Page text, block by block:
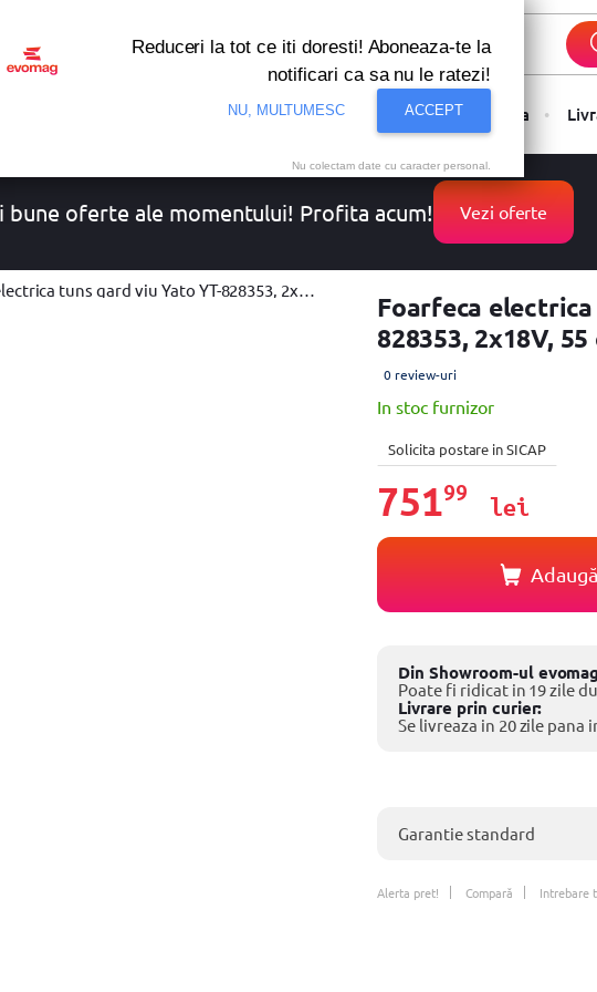
Oferte Resigilate Solutii de Plata
bune oferte ale momentului! Profita acum! Vezi oferte
gard viu Yato YT-828353, 2x18V, 55 cm, fara baterie si incarcator
Foarfeca
828353, 2x18V,
0 review-uri
In stoc furnizor
Solicita postare in SICAP
75199
lei
Din Showroom-ul
Poate fi ridicat in 19 zile
Livrare prin curier:
Se livreaza in 20 zile pana
Garantie standard
Alerta pret! Compară Intrebare
Reduceri la tot ce iti doresti! Aboneaza-te la
notificari ca sa nu le ratezi!
NU, MULTUMESC ACCEPT
Nu colectam date cu caracter personal.